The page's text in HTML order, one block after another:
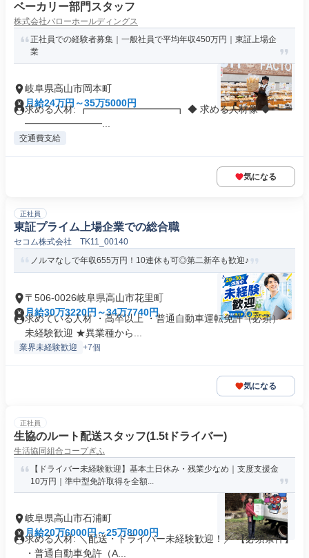
ベーカリー部門スタッフ
株式会社バローホールディングス
正社員での経験者募集｜一般社員で平均年収450万円｜東証上場企
業
岐阜県高山市岡本町
月給24万円～35万5000円
求める人材: ┏━━━━━━━━━┓ ◆ 求める人材像 ◆ ┗━
━━━━━━━━...
交通費支給
気になる
正社員
東証プライム上場企業での総合職
セコム株式会社 TK11_00140
ノルマなしで年収655万円！10連休も可◎第二新卒も歓迎♪
〒506-0026岐阜県高山市花里町
月給30万3220円～34万7740円
求めている人材 ・高卒以上 ・普通自動車運転免許（必須） ・
未経験歓迎 ★異業種から...
業界未経験歓迎 +7個
気になる
正社員
生協のルート配送スタッフ(1.5tドライバー)
生活協同組合コープぎふ
【ドライバー未経験歓迎】基本土日休み・残業少なめ｜支度支援金
10万円｜準中型免許取得を全額...
岐阜県高山市石浦町
月給20万6000円～25万8000円
求める人材: ＼配送・ドライバー未経験歓迎！／ 【必須条件】
・普通自動車免許（A...